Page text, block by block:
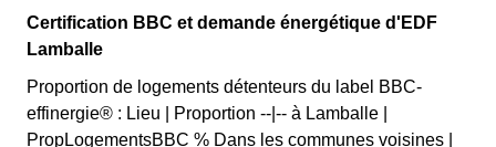
Certification BBC et demande énergétique d'EDF
Lamballe
Proportion de logements détenteurs du label BBC-
effinergie® : Lieu | Proportion --|-- à Lamballe |
PropLogementsBBC % Dans les communes voisines |